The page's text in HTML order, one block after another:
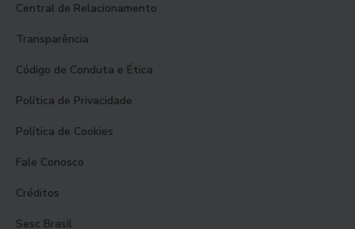
Central de Relacionamento
Transparência
Código de Conduta e Ética
Política de Privacidade
Política de Cookies
Fale Conosco
Créditos
Sesc Brasil